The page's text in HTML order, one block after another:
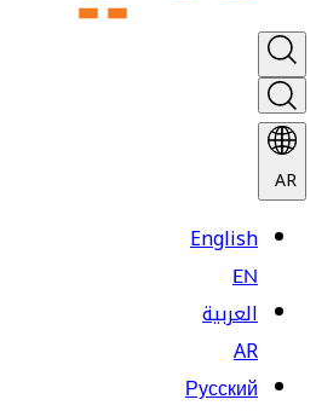
AR
English
EN
العربية
AR
Русский